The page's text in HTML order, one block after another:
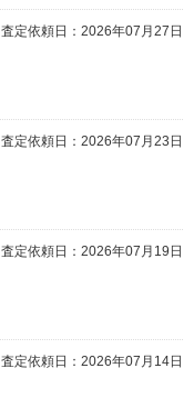
査定依頼日：2026年07月27日
査定依頼日：2026年07月23日
査定依頼日：2026年07月19日
査定依頼日：2026年07月14日